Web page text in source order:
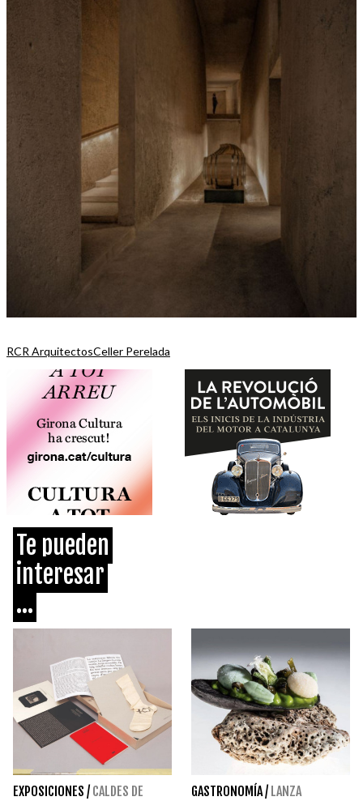
RCR ArquitectosCeller Perelada
Te pueden
interesar
...
EXPOSICIONES / CALDES DE
GASTRONOMÍA/ LANZA